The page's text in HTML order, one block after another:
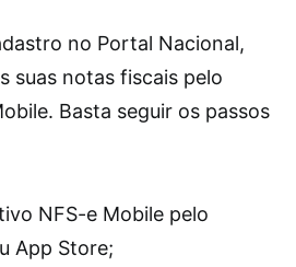
no Portal Nacional,
suas notas fiscais pelo
Basta seguir os passos
NFS-e Mobile pelo
App Store;